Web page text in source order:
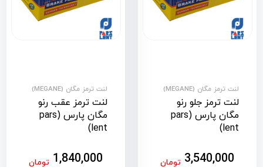
لنت ترمز مگان (MEGANE)
لنت ترمز جلو رنو
مگان پارس (pars
lent)
3,540,000 تومان
لنت ترمز مگان (MEGANE)
لنت ترمز عقب رنو
مگان پارس (pars
lent)
1,840,000 تومان